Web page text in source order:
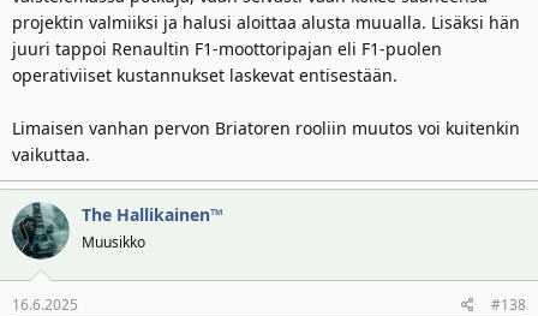
projektin valmiiksi ja halusi aloittaa alusta muualla. Lisäksi hän
juuri tappoi Renaultin F1-moottoripajan eli F1-puolen
operativiiset kustannukset laskevat entisestään.
Limaisen vanhan pervon Briatoren rooliin muutos voi kuitenkin
vaikuttaa.
The Hallikainen™
Muusikko
16.6.2025 #138